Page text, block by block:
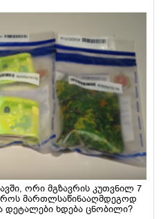
ორი მგზავრის კუთვნილ 7
მართლსაწინააღმდეგოდ
დეტალები ხდება ცნობილი?